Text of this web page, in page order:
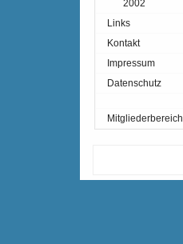
2002
Links
Kontakt
Impressum
Datenschutz
Mitgliederbereich